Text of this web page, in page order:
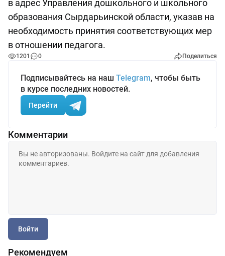
в адрес Управления дошкольного и школьного
образования Сырдарьинской области, указав на
необходимость принятия соответствующих мер
в отношении педагога.
1201 0 Поделиться
Подписывайтесь на наш Telegram, чтобы быть
в курсе последних новостей.
Перейти
Комментарии
Войти
Рекомендуем